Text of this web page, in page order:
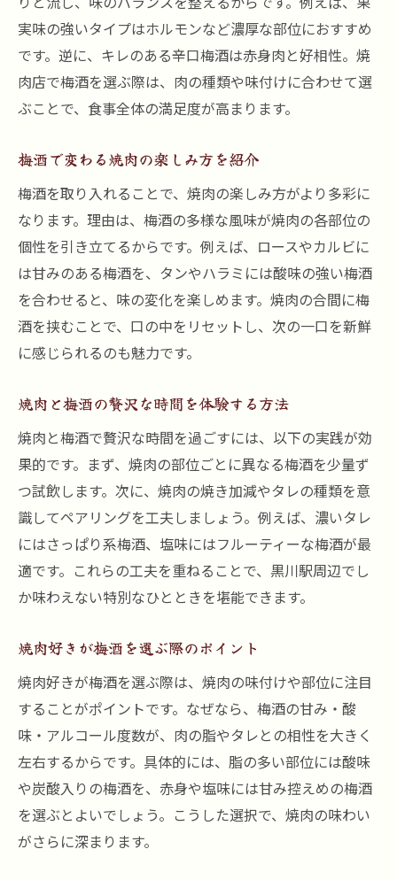
実味の強いタイプはホルモンなど濃厚な部位におすすめ
です。逆に、キレのある辛口梅酒は赤身肉と好相性。焼
肉店で梅酒を選ぶ際は、肉の種類や味付けに合わせて選
ぶことで、食事全体の満足度が高まります。
梅酒で変わる焼肉の楽しみ方を紹介
梅酒を取り入れることで、焼肉の楽しみ方がより多彩に
なります。理由は、梅酒の多様な風味が焼肉の各部位の
個性を引き立てるからです。例えば、ロースやカルビに
は甘みのある梅酒を、タンやハラミには酸味の強い梅酒
を合わせると、味の変化を楽しめます。焼肉の合間に梅
酒を挟むことで、口の中をリセットし、次の一口を新鮮
に感じられるのも魅力です。
焼肉と梅酒の贅沢な時間を体験する方法
焼肉と梅酒で贅沢な時間を過ごすには、以下の実践が効
果的です。まず、焼肉の部位ごとに異なる梅酒を少量ず
つ試飲します。次に、焼肉の焼き加減やタレの種類を意
識してペアリングを工夫しましょう。例えば、濃いタレ
にはさっぱり系梅酒、塩味にはフルーティーな梅酒が最
適です。これらの工夫を重ねることで、黒川駅周辺でし
か味わえない特別なひとときを堪能できます。
焼肉好きが梅酒を選ぶ際のポイント
焼肉好きが梅酒を選ぶ際は、焼肉の味付けや部位に注目
することがポイントです。なぜなら、梅酒の甘み・酸
味・アルコール度数が、肉の脂やタレとの相性を大きく
左右するからです。具体的には、脂の多い部位には酸味
や炭酸入りの梅酒を、赤身や塩味には甘み控えめの梅酒
を選ぶとよいでしょう。こうした選択で、焼肉の味わい
がさらに深まります。